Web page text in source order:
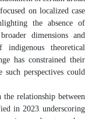
on localized case
the absence of
dimensions and
theoretical
has constrained their
perspectives could
relationship between
in 2023, underscoring